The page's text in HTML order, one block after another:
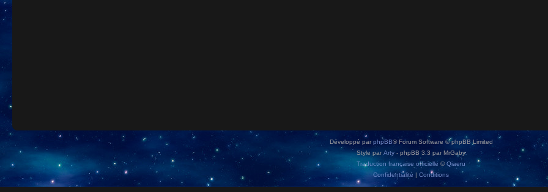
Développé parphpBB® Forum Software © phpBB Limited
Style par Arty - phpBB 3.3 par MrGaby
Traduction française officielle ©Qiaeru
Confidentialité | Conditions